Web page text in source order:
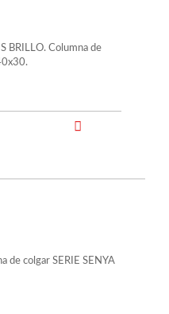
BRILLO. Columna de
de colgar SERIE SENYA